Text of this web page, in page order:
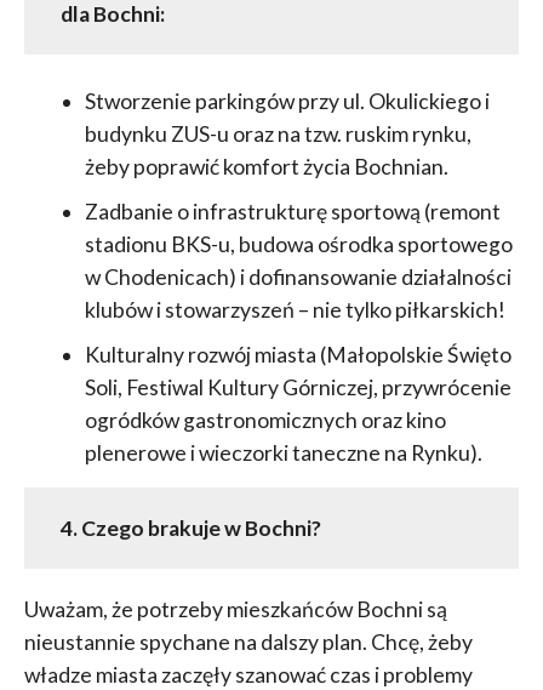
dla Bochni:
Stworzenie parkingów przy ul. Okulickiego i
budynku ZUS-u oraz na tzw. ruskim rynku,
żeby poprawić komfort życia Bochnian.
Zadbanie o infrastrukturę sportową (remont
stadionu BKS-u, budowa ośrodka sportowego
w Chodenicach) i dofinansowanie działalności
klubów i stowarzyszeń – nie tylko piłkarskich!
Kulturalny rozwój miasta (Małopolskie Święto
Soli, Festiwal Kultury Górniczej, przywrócenie
ogródków gastronomicznych oraz kino
plenerowe i wieczorki taneczne na Rynku).
4. Czego brakuje w Bochni?
Uważam, że potrzeby mieszkańców Bochni są
nieustannie spychane na dalszy plan. Chcę, żeby
władze miasta zaczęły szanować czas i problemy